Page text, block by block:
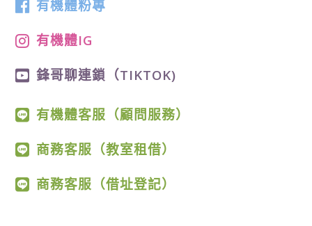
有機體粉專
有機體IG
鋒哥聊連鎖（TIKTOK)
有機體客服（顧問服務）
商務客服（教室租借）
商務客服（借址登記）